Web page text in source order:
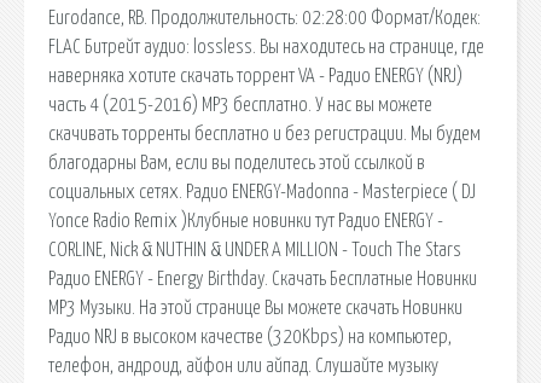
Eurodance, RB. Продолжительность: 02:28:00 Формат/Кодек:
FLAC Битрейт аудио: lossless. Вы находитесь на странице, где
наверняка хотите скачать торрент VA - Радио ENERGY (NRJ)
часть 4 (2015-2016) MP3 бесплатно. У нас вы можете
скачивать торренты бесплатно и без регистрации. Мы будем
благодарны Вам, если вы поделитесь этой ссылкой в
социальных сетях. Радио ENERGY-Madonna - Masterpiece ( DJ
Yonce Radio Remix )Клубные новинки тут Радио ENERGY -
CORLINE, Nick & NUTHIN & UNDER A MILLION - Touch The Stars
Радио ENERGY - Energy Birthday. Скачать Бесплатные Новинки
MP3 Музыки. На этой странице Вы можете скачать Новинки
Радио NRJ в высоком качестве (320Kbps) на компьютер,
телефон, андроид, айфон или айпад. Слушайте музыку